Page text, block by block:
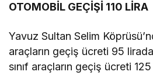
OTOMOBİL GEÇİŞİ 110 LİRA
Yavuz Sultan Selim
araçların geçiş ücreti 95
sınıf araçların geçiş ücreti